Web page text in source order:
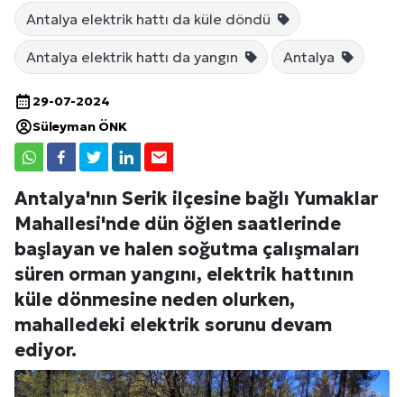
Antalya elektrik hattı da küle döndü
Antalya elektrik hattı da yangın Antalya
29-07-2024
Süleyman ÖNK
Antalya'nın Serik ilçesine bağlı Yumaklar
Mahallesi'nde dün öğlen saatlerinde
başlayan ve halen soğutma çalışmaları
süren orman yangını, elektrik hattının
küle dönmesine neden olurken,
mahalledeki elektrik sorunu devam
ediyor.